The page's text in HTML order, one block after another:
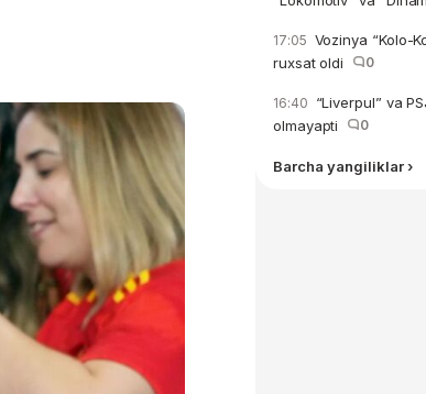
17:05 Vozinya “Kolo-
ruxsat oldi
0
16:40 “Liverpul” va
olmayapti
0
Barcha yangiliklar ›